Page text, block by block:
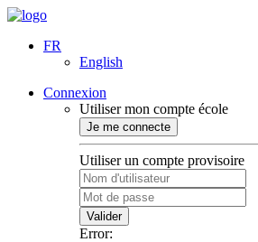
FR
English
Connexion
Utiliser mon compte école
Je me connecte
Utiliser un compte provisoire
Valider
Error: